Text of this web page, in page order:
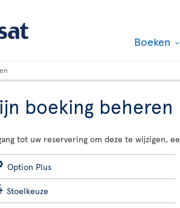
Boeken
boeking beheren
tot uw reservering om deze te wijzigen,
Option Plus
Stoelkeuze